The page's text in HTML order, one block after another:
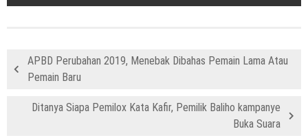
APBD Perubahan 2019, Menebak Dibahas Pemain Lama Atau
Pemain Baru
Ditanya Siapa Pemilox Kata Kafir, Pemilik Baliho kampanye
Buka Suara